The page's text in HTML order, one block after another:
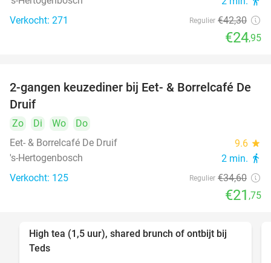
Verkocht: 271 Regulier €42,30
€24,95
37%
2-gangen keuzediner bij Eet- & Borrelcafé De
Druif
Zo Di Wo
Do
Eet- & Borrelcafé De Druif
9.6 star
's-Hertogenbosch 2 min. directions_walk
Verkocht: 125 Regulier €34,60
€21 ,75
35%
High tea (1,5 uur), shared brunch of ontbijt bij
Teds